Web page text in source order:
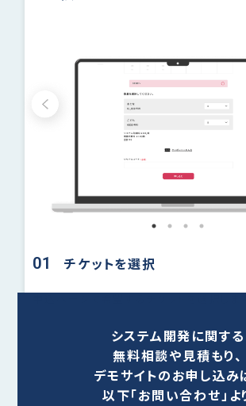
01 チケットを選択
システム開発に関する
無料相談や見積もり、
デモサイトのお申し込み
以下「お問い合わせ」よ